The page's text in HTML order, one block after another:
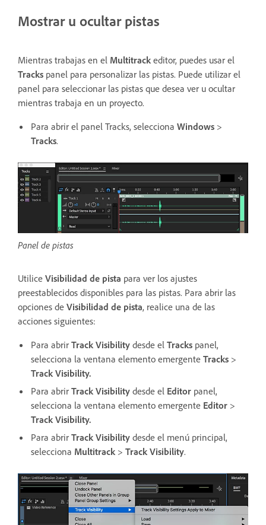
Mostrar u ocultar pistas
Mientras trabajas en el Multitrack editor, puedes usar el
Tracks panel para personalizar las pistas. Puede utilizar el
panel para seleccionar las pistas que desea ver u ocultar
mientras trabaja en un proyecto.
Para abrir el panel Tracks, selecciona Windows >
Tracks.
Panel de pistas
Utilice Visibilidad de pista para ver los ajustes
preestablecidos disponibles para las pistas. Para abrir las
opciones de Visibilidad de pista, realice una de las
acciones siguientes:
Para abrir Track Visibility desde el Tracks panel,
selecciona la ventana elemento emergente Tracks >
Track Visibility.
Para abrir Track Visibility desde el Editor panel,
selecciona la ventana elemento emergente Editor >
Track Visibility.
Para abrir Track Visibility desde el menú principal,
selecciona Multitrack > Track Visibility.